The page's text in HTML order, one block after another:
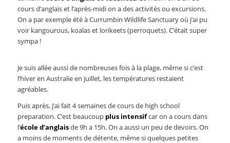
cours d’anglais et l’après-midi on a des activités ou excursions.
On a par exemple été à Currumbin Wildlife Sanctuary où j’ai pu
voir kangourous, koalas et lorikeets (perroquets). C’était super
sympa !
Je suis allée aussi de nombreuses fois à la plage, même si c’est
l’hiver en Australie en juillet, les températures restaient
agréables.
Puis après, j’ai fait 4 semaines de cours de high school
preparation. C’est beaucoup plus intensifcar on a cours dans
l’école d’anglaisde 9h a 15h. On a aussi un peu de devoirs. On
a moins de moments de détente, même si quelques petites